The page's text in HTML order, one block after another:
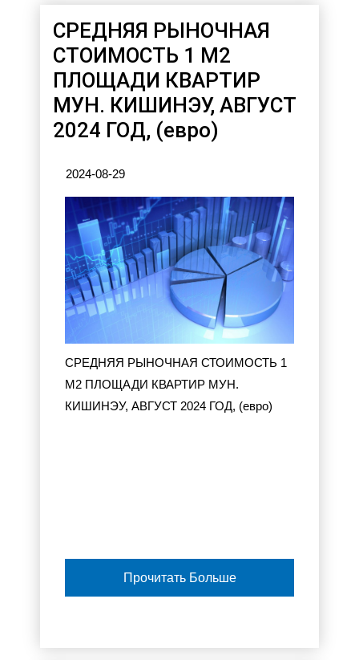
CРЕДНЯЯ РЫНОЧНАЯ
СТОИМОСТЬ 1 М2
ПЛОЩАДИ КВАРТИР
МУН. КИШИНЭУ, АВГУСТ
2024 ГОД, (евро)
2024-08-29
CРЕДНЯЯ РЫНОЧНАЯ СТОИМОСТЬ 1
М2 ПЛОЩАДИ КВАРТИР МУН.
КИШИНЭУ, АВГУСТ 2024 ГОД, (евро)
Прочитать Больше